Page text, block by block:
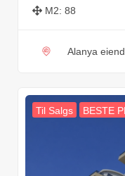
M2: 88
Alanya
Til Salgs BESTE